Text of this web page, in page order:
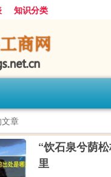
知识分类
文章
“饮石泉兮荫
里